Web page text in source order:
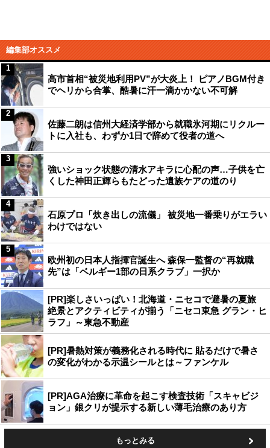
編集部オススメ
高市首相“被災地利用PV”が大炎上！ ピアノBGM付き
でヘリから合掌、酷暑に汗一滴かかない不可解
1
佐藤二朗は信州大経済学部から就職氷河期にリクルー
トに入社も、わずか1日で辞めて役者の道へ
2
強いショック状態の清水アキラに心配の声…子供を亡
くした神田正輝らもたどった遺族ケアの道のり
3
石原プロ「炊き出しの流儀」 被災地一番乗りがエラい
わけではない
4
欧州初の日本人指揮官誕生へ 森保一監督の“再就職
先”は「ベルギー1部の日系クラブ」一択か
5
[PR]楽しさいっぱい！北海道・ニセコで避暑の夏旅
絶景とアクティビティが揃う「ニセコ東急 グラン・ヒ
ラフ」～東急不動産
[PR]暑熱対策が義務化される時代に 貼るだけで暑さ
の変化がわかる示温シールとは～ファンケル
[PR]AGA治療に革命を起こす検査技術「スキャビジ
ョン」銀クリが提示する新しい薄毛治療のあり方
もっとみる